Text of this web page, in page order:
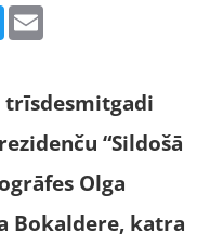
Twitter
trīsdesmitgadi
“Sildošā
fes Olga
Bokaldere, katra